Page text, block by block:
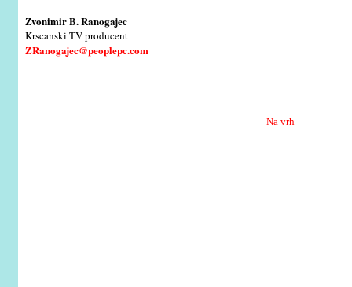
Zvonimir B. Ranogajec
Krscanski TV producent
ZRanogajec@peoplepc.com
Na vrh